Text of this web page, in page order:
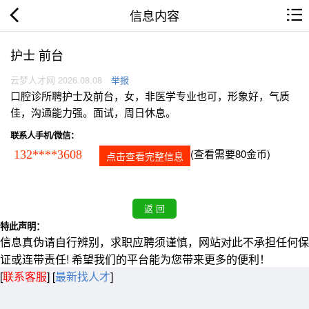
信息内容
护士 前台
云梦人才网 2026.08.08 举报
口腔诊所聘护士及前台，女，非医学专业也可，形象好，气质
佳，沟通能力强。面试，周日休息。
联系人手机/微信：
132****3608 点击查看完整信息 (查看需要80金币)
特此声明：
信息真伪请自行辨别，求职应聘须谨慎，网站对此不承担任何保
证或连带责任! 希望我们的平台能为您带来更多的便利！
[联系客服] [最新找人才]